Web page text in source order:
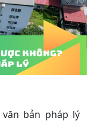
bản pháp lý